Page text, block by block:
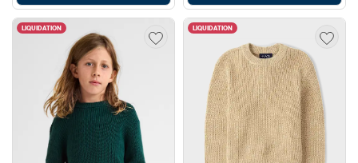
LIQUIDATION LIQUIDATION